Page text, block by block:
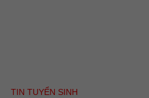
TIN TUYỂN SINH